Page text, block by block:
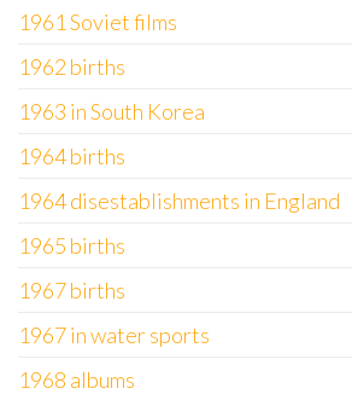
1961 Soviet films
1962 births
1963 in South Korea
1964 births
1964 disestablishments in England
1965 births
1967 births
1967 in water sports
1968 albums